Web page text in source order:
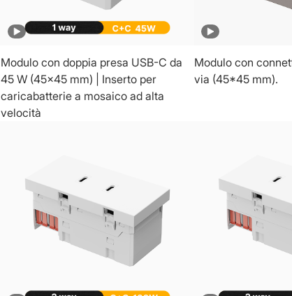
Modulo con doppia presa USB-C da
45 W (45x45 mm) | Inserto per
caricabatterie a mosaico ad alta
velocità
Modulo con
via (45*45 mm).